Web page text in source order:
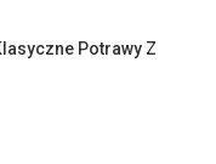
Potrawy Z